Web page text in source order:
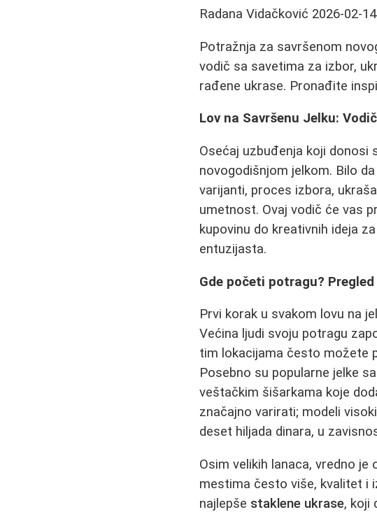
Radana Vidačković 2026-02-14
Potražnja za savršenom
vodič sa savetima za izbor,
rađene ukrase. Pronađite
Lov na Savršenu Jelku:
Osećaj uzbuđenja koji
novogodišnjom jelkom. Bilo
varijanti, proces izbora,
umetnost. Ovaj vodič će vas
kupovinu do kreativnih ideja
entuzijasta.
Gde početi potragu?
Prvi korak u svakom lovu na
Većina ljudi svoju potragu
tim lokacijama često možete
Posebno su popularne jelke
veštačkim šišarkama koje
značajno varirati; modeli
deset hiljada dinara, u
Osim velikih lanaca, vredno je
mestima često više, kvalitet i
najlepše staklene ukrase, koji